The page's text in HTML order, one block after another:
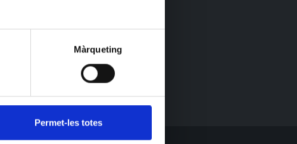
Màrqueting
Permet-les totes